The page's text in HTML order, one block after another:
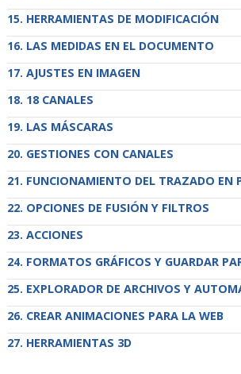
HERRAMIENTAS DE MODIFICACIÓN
LAS MEDIDAS EN EL DOCUMENTO
AJUSTES EN IMAGEN
18 CANALES
LAS MÁSCARAS
GESTIONES CON CANALES
FUNCIONAMIENTO DEL TRAZADO EN
OPCIONES DE FUSIÓN Y FILTROS
ACCIONES
FORMATOS GRÁFICOS Y GUARDAR
EXPLORADOR DE ARCHIVOS Y
CREAR ANIMACIONES PARA LA WEB
HERRAMIENTAS 3D